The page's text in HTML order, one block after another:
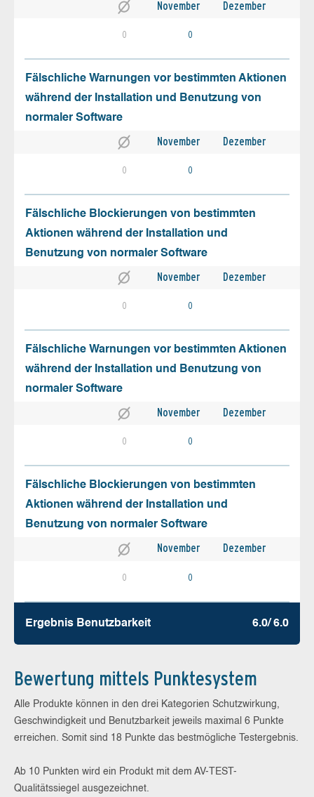
November Dezember
0 0
Fälschliche Warnungen vor bestimmten Aktionen
während der Installation und Benutzung von
normaler Software
November Dezember
0 0
Fälschliche Blockierungen von bestimmten
Aktionen während der Installation und
Benutzung von normaler Software
November Dezember
0 0
Fälschliche Warnungen vor bestimmten Aktionen
während der Installation und Benutzung von
normaler Software
November Dezember
0 0
Fälschliche Blockierungen von bestimmten
Aktionen während der Installation und
Benutzung von normaler Software
November Dezember
0 0
Ergebnis Benutz­barkeit 6.0/ 6.0
Bewertung mittels Punktesystem
Alle Produkte können in den drei Kategorien Schutzwirkung,
Geschwindigkeit und Benutzbarkeit jeweils maximal 6 Punkte
erreichen. Somit sind 18 Punkte das bestmögliche Testergebnis.
Ab 10 Punkten wird ein Produkt mit dem AV-TEST-
Qualitätssiegel ausgezeichnet.